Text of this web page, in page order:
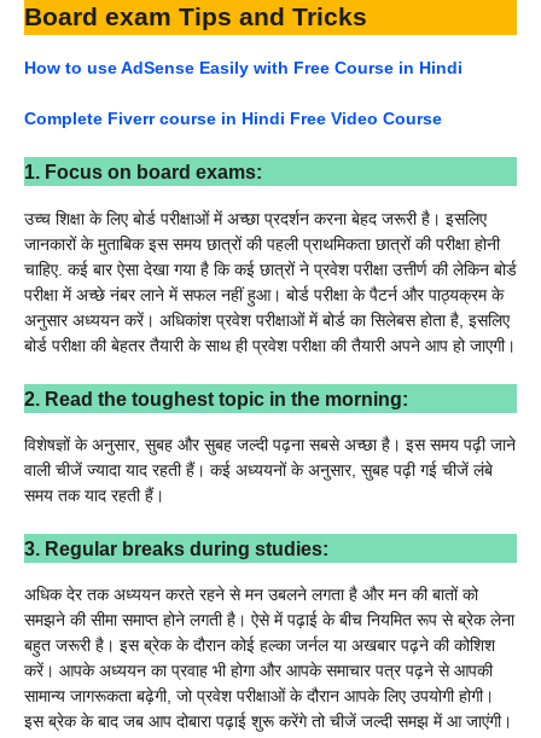
Board exam Tips and Tricks
How to use AdSense Easily with Free Course in Hindi
Complete Fiverr course in Hindi Free Video Course
1. Focus on board exams:
उच्च शिक्षा के लिए बोर्ड परीक्षाओं में अच्छा प्रदर्शन करना बेहद जरूरी है। इसलिए
जानकारों के मुताबिक इस समय छात्रों की पहली प्राथमिकता छात्रों की परीक्षा होनी
चाहिए. कई बार ऐसा देखा गया है कि कई छात्रों ने प्रवेश परीक्षा उत्तीर्ण की लेकिन बोर्ड
परीक्षा में अच्छे नंबर लाने में सफल नहीं हुआ। बोर्ड परीक्षा के पैटर्न और पाठ्यक्रम के
अनुसार अध्ययन करें। अधिकांश प्रवेश परीक्षाओं में बोर्ड का सिलेबस होता है, इसलिए
बोर्ड परीक्षा की बेहतर तैयारी के साथ ही प्रवेश परीक्षा की तैयारी अपने आप हो जाएगी।
2. Read the toughest topic in the morning:
विशेषज्ञों के अनुसार, सुबह और सुबह जल्दी पढ़ना सबसे अच्छा है। इस समय पढ़ी जाने
वाली चीजें ज्यादा याद रहती हैं। कई अध्ययनों के अनुसार, सुबह पढ़ी गई चीजें लंबे
समय तक याद रहती हैं।
3. Regular breaks during studies:
अधिक देर तक अध्ययन करते रहने से मन उबलने लगता है और मन की बातों को
समझने की सीमा समाप्त होने लगती है। ऐसे में पढ़ाई के बीच नियमित रूप से ब्रेक लेना
बहुत जरूरी है। इस ब्रेक के दौरान कोई हल्का जर्नल या अखबार पढ़ने की कोशिश
करें। आपके अध्ययन का प्रवाह भी होगा और आपके समाचार पत्र पढ़ने से आपकी
सामान्य जागरूकता बढ़ेगी, जो प्रवेश परीक्षाओं के दौरान आपके लिए उपयोगी होगी।
इस ब्रेक के बाद जब आप दोबारा पढ़ाई शुरू करेंगे तो चीजें जल्दी समझ में आ जाएंगी।